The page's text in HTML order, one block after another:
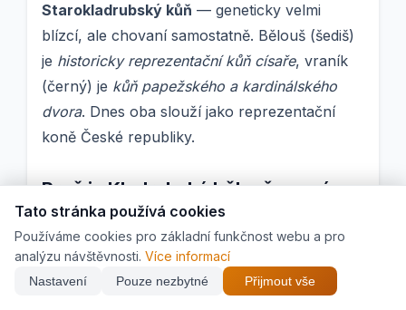
Starokladrubský kůň — geneticky velmi
blízcí, ale chovaní samostatně. Bělouš (šediš)
je historicky reprezentační kůň císaře, vraník
(černý) je kůň papežského a kardinálského
dvora. Dnes oba slouží jako reprezentační
koně České republiky.
Proč je Kladrubský bělouš zapsán v
UNESCO?
V roce 2019 byl hřebčín a okolní krajina
zapsán do seznamu UNESCO Světového
Tato stránka používá cookies
Používáme cookies pro základní funkčnost webu a pro
analýzu návštěvnosti. Více informací
Nastavení Pouze nezbytné Přijmout vše